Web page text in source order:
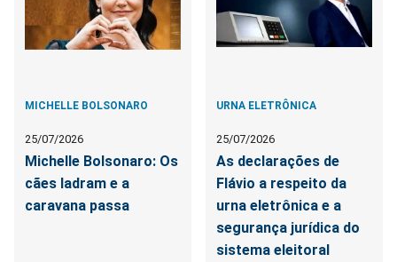
MICHELLE BOLSONARO
25/07/2026
Michelle Bolsonaro: Os
cães ladram e a
caravana passa
URNA ELETRÔNICA
25/07/2026
As declarações de
Flávio a respeito da
urna eletrônica e a
segurança jurídica do
sistema eleitoral